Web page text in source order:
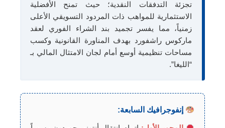
تجزئة التدفقات النقدية؛ حيث تمنح الأفضلية
الاستثمارية للمواهب ذات المردود التسويقي الأعلى
زمنياً، مما يفسر تجميد بند الشراء الفوري لعقد
ماركوس راشفورد بهدف المناورة القانونية وكسب
مساحات تنظيمية أوسع أمام لجان الامتثال المالي بـ
“الليغا”.
إنفوجرافيك السابعة: